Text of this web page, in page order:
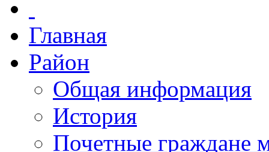
Главная
Район
Общая информация
История
Почетные граждане